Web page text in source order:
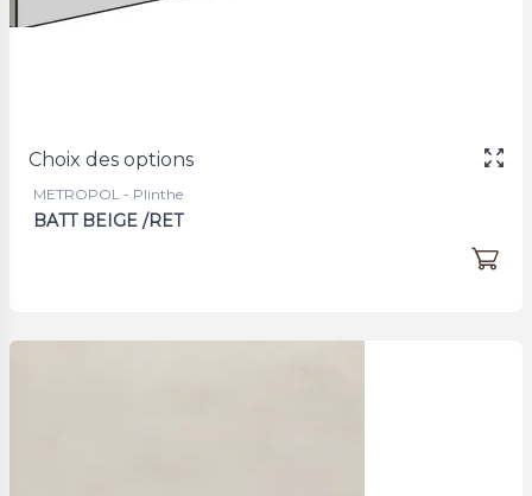
Choix des options
METROPOL - Plinthe
BATT BEIGE /RET